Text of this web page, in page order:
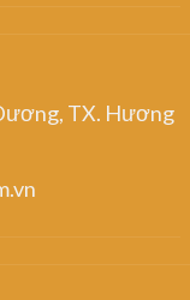
TX. Hương